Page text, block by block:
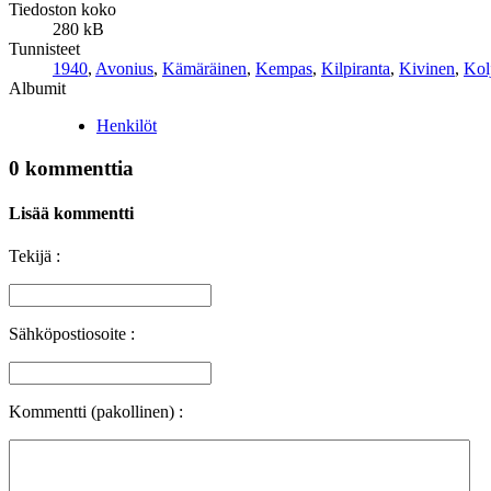
Tiedoston koko
280 kB
Tunnisteet
1940, Avonius, Kämäräinen, Kempas, Kilpiranta, Kivinen,
Albumit
Henkilöt
0 kommenttia
Lisää kommentti
Tekijä :
Sähköpostiosoite :
Kommentti (pakollinen) :